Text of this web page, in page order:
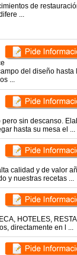
de
...
del diseño hasta
...
sin descanso.
hasta su mesa el ...
calidad y de valor
y nuestras recetas ...
HOTELES,
directamente en l ...